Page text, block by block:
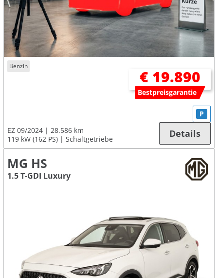
Benzin
€ 19.890
Bestpreisgarantie
EZ 09/2024
28.586 km
119 kW (162 PS)
Schaltgetriebe
P
Details
MG HS
1.5 T-GDI Luxury